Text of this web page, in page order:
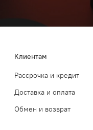
Клиентам
Рассрочка и кредит
Доставка и оплата
Обмен и возврат